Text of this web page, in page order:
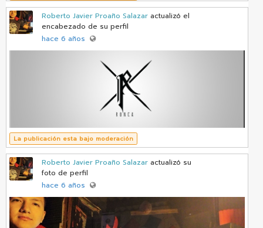
Roberto Javier Proaño Salazar actualizó el
encabezado de su perfil
hace 6 años
La publicación esta bajo moderación
Roberto Javier Proaño Salazar actualizó su
foto de perfil
hace 6 años